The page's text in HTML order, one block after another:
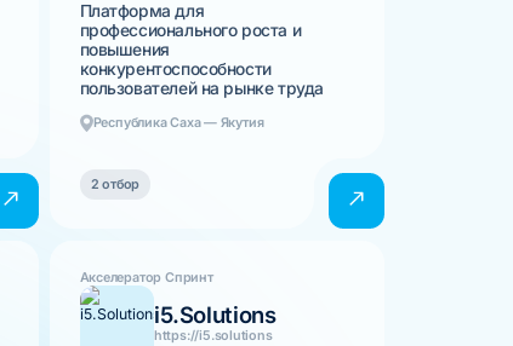
Платформа для
профессионального роста и
повышения
конкурентоспособности
пользователей на рынке труда
Республика Саха — Якутия
2 отбор
Акселератор Спринт
i5.Solutions
https://i5.solutions